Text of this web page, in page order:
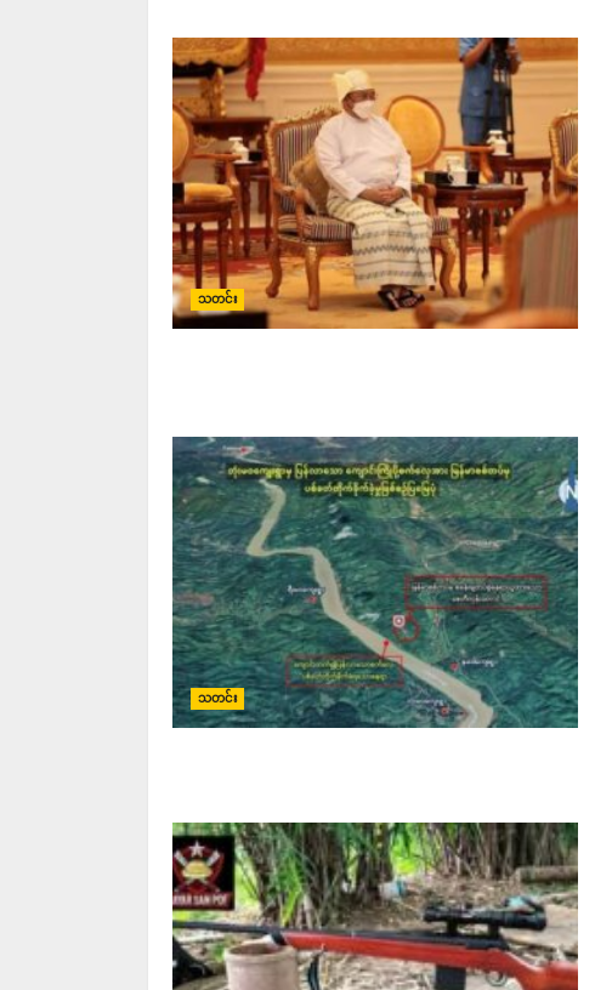
သတင်း
သတင်း